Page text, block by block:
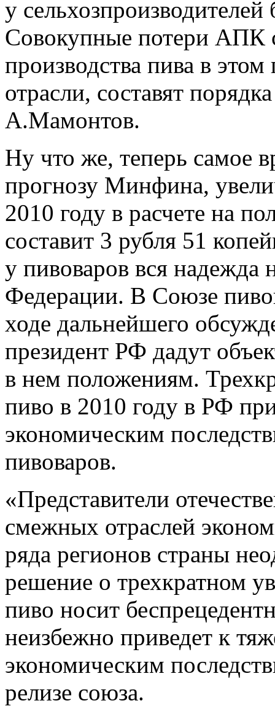
у
Совокупные потери АПК
производства пива в
отрасли, составят
А.Мамонтов.
Ну что же, теперь самое
прогнозу Минфина,
2010 году в расчете на
составит 3 рубля 51
у пивоваров вся надежда
Федерации. В Союзе
ходе дальнейшего
президент РФ дадут
в нем положениям.
пиво в 2010 году в РФ
экономическим
пивоваров.
«Представители
смежных отраслей
ряда регионов страны
решение о трехкратном
пиво носит
неизбежно приведет к
экономическим
релизе союза.